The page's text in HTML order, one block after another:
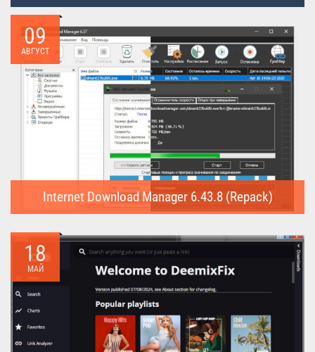
09
АВГУСТ
Internet Download Manager 6.43.8 (Repack)
предназначена для...
18
МАЙ